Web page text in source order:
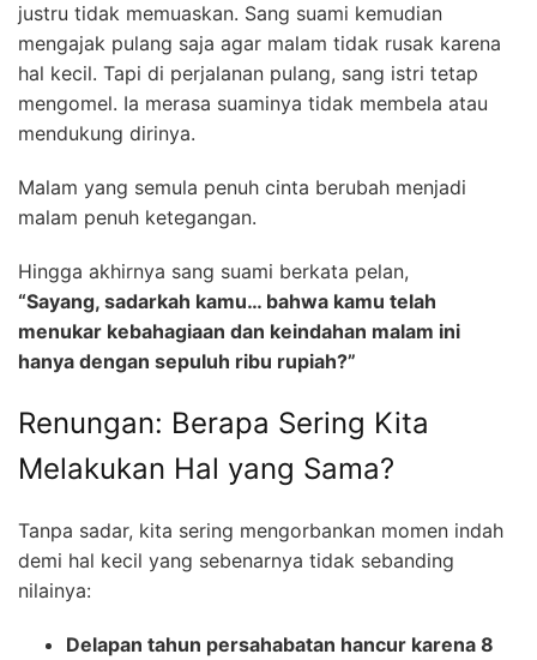
justru tidak memuaskan. Sang suami kemudian
mengajak pulang saja agar malam tidak rusak karena
hal kecil. Tapi di perjalanan pulang, sang istri tetap
mengomel. Ia merasa suaminya tidak membela atau
mendukung dirinya.
Malam yang semula penuh cinta berubah menjadi
malam penuh ketegangan.
Hingga akhirnya sang suami berkata pelan,
“Sayang, sadarkah kamu… bahwa kamu telah
menukar kebahagiaan dan keindahan malam ini
hanya dengan sepuluh ribu rupiah?”
Renungan: Berapa Sering Kita
Melakukan Hal yang Sama?
Tanpa sadar, kita sering mengorbankan momen indah
demi hal kecil yang sebenarnya tidak sebanding
nilainya:
Delapan tahun persahabatan hancur karena 8